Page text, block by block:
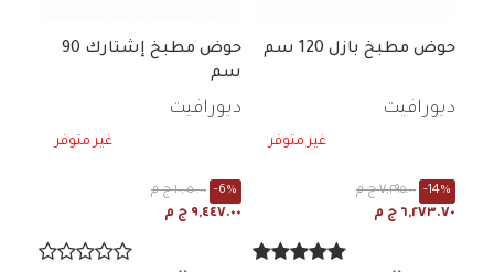
حوض مطبخ بازل 120 سم
ديورافيت
غير متوفر
٧,٢٩٥.٠٠ ج م -14%
٦,٢٧٣.٧٠ ج م
حوض مطبخ إشتارك 90
سم
ديورافيت
غير متوفر
١٠,٠٥٠.٠٠ ج م -6%
٩,٤٤٧.٠٠ ج م